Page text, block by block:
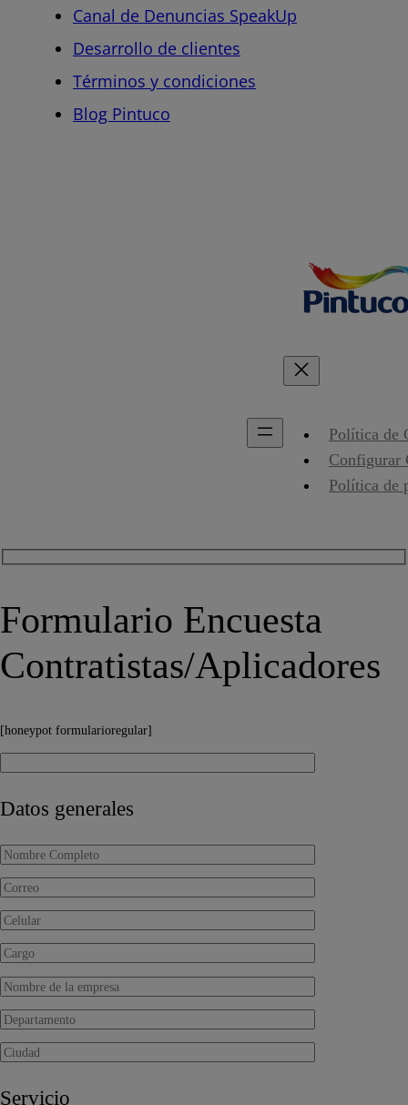
Canal de Denuncias SpeakUp
Desarrollo de clientes
Términos y condiciones
Blog Pintuco
Política de
Configurar
Política de
Formulario Encuesta
Contratistas/Aplicadores
[honeypot formularioregular]
Datos generales
Servicio